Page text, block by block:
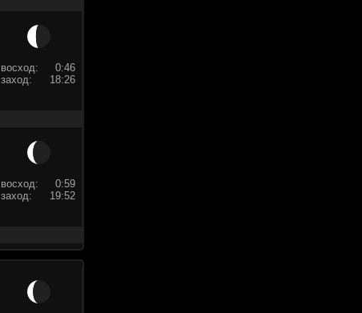
восход:
0:46
заход:
18:26
восход:
0:59
заход:
19:52